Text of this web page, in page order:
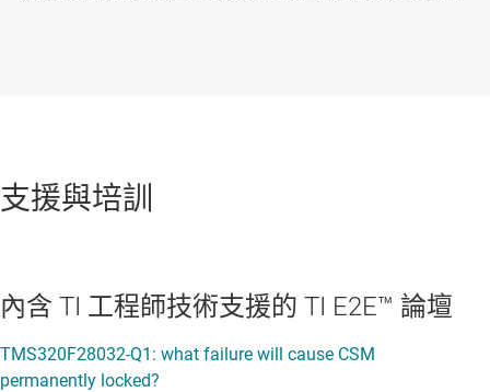
支援與培訓
內含 TI 工程師技術支援的 TI E2E™ 論壇